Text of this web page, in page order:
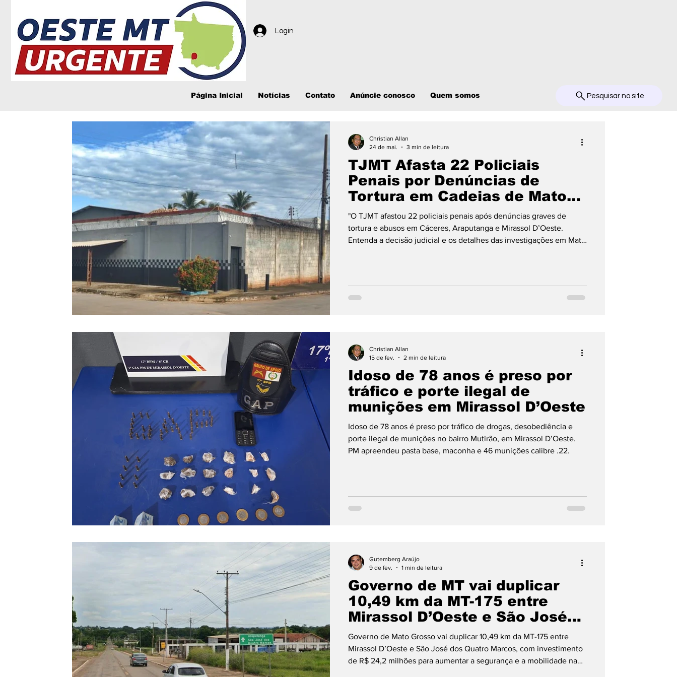
Login
Página Inicial Notícias Contato Anúncie conosco Quem somos Pesquisar no site
TJMT Afasta 22 Policiais
Penais por Denúncias de
Tortura em Cadeias de Mato
Grosso
"O TJMT afastou 22 policiais penais após denúncias graves de
tortura e abusos em Cáceres, Araputanga e Mirassol D’Oeste.
Entenda a decisão judicial e os detalhes das investigações em Mato
Christian Allan
24 de mai.
3 min de leitura
Idoso de 78 anos é preso por
tráfico e porte ilegal de
munições em Mirassol D’Oeste
Idoso de 78 anos é preso por tráfico de drogas, desobediência e
porte ilegal de munições no bairro Mutirão, em Mirassol D’Oeste.
PM apreendeu pasta base, maconha e 46 munições calibre .22.
Christian Allan
15 de fev.
2 min de leitura
Governo de MT vai duplicar
10,49 km da MT-175 entre
Mirassol D’Oeste e São José
dos Quatro Marcos
Governo de Mato Grosso vai duplicar 10,49 km da MT-175 entre
Mirassol D’Oeste e São José dos Quatro Marcos, com investimento
de R$ 24,2 milhões para aumentar a segurança e a mobilidade na
Gutemberg Araújo
9 de fev.
1 min de leitura